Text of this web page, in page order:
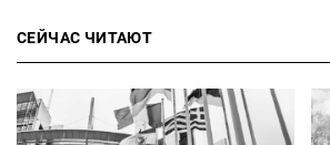
СЕЙЧАС ЧИТАЮТ